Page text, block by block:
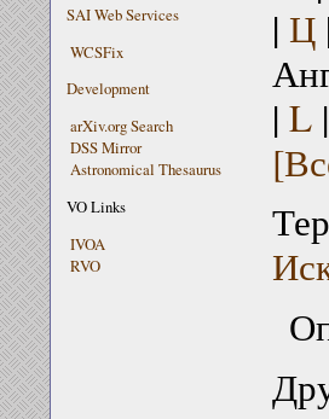
SAI Web Services
WCSFix
Development
arXiv.org Search
DSS Mirror
Astronomical Thesaurus
VO Links
IVOA
RVO
| Ц
| L|